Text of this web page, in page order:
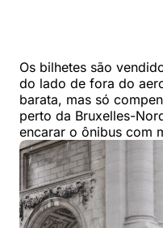
Os bilhetes são
do lado de fora do
barata, mas só
perto da Bruxelles-
encarar o ônibus com